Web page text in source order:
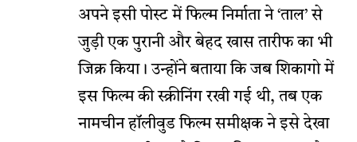
अपने इसी पोस्ट में फिल्म निर्माता ने ‘ताल’ से
जुड़ी एक पुरानी और बेहद खास तारीफ का भी
जिक्र किया। उन्होंने बताया कि जब शिकागो में
इस फिल्म की स्क्रीनिंग रखी गई थी, तब एक
नामचीन हॉलीवुड फिल्म समीक्षक ने इसे देखा